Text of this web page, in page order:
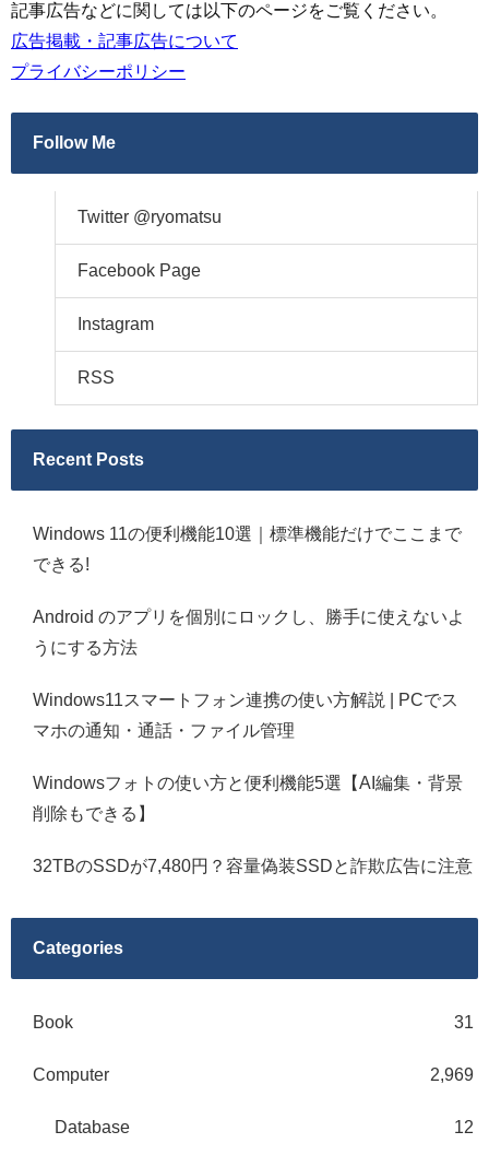
記事広告などに関しては以下のページをご覧ください。
広告掲載・記事広告について
プライバシーポリシー
Follow Me
Twitter @ryomatsu
Facebook Page
Instagram
RSS
Recent Posts
Windows 11の便利機能10選｜標準機能だけでここまで
できる!
Android のアプリを個別にロックし、勝手に使えないよ
うにする方法
Windows11スマートフォン連携の使い方解説 | PCでス
マホの通知・通話・ファイル管理
Windowsフォトの使い方と便利機能5選【AI編集・背景
削除もできる】
32TBのSSDが7,480円？容量偽装SSDと詐欺広告に注意
Categories
Book 31
Computer 2,969
Database 12